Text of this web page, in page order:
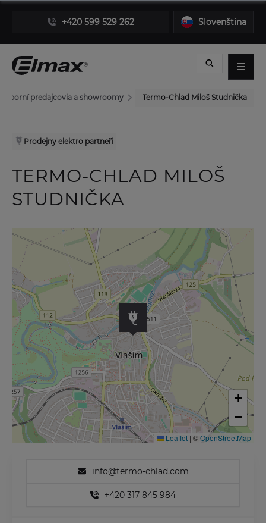
+420 599 529 262 Slovenština
predajcovia a showroomy Termo-Chlad Miloš Studnička
Prodejny elektro partneři
TERMO-CHLAD MILOŠ
STUDNIČKA
info@termo-chlad.com
+420 317 845 984
+
−
Leaflet | ©OpenStreetMap